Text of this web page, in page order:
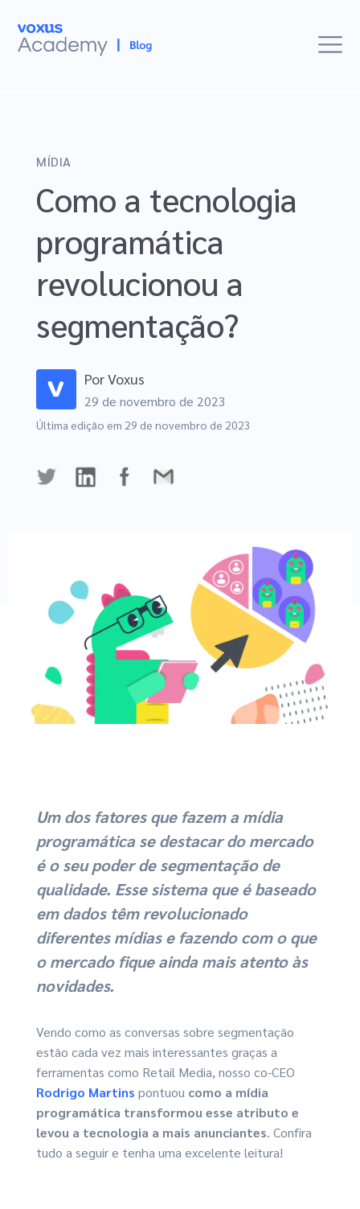
Insights
Histórias de Sucesso
Estudos Voxus
GA4
Black Friday
MÍDIA
Como a tecnologia
programática
revolucionou a
segmentação?
PorVoxus
29 de novembro de 2023
Última edição em 29 de novembro de 2023
Um dos fatores que fazem a mídia
programática se destacar do mercado
é o seu poder de segmentação de
qualidade. Esse sistema que é baseado
em dados têm revolucionado
diferentes mídias e fazendo com o que
o mercado fique ainda mais atento às
novidades.
Vendo como as conversas sobre segmentação
estão cada vez mais interessantes graças a
ferramentas como Retail Media, nosso co-CEO
Rodrigo Martins pontuou como a mídia
programática transformou esse atributo e
levou a tecnologia a mais anunciantes. Confira
tudo a seguir e tenha uma excelente leitura!